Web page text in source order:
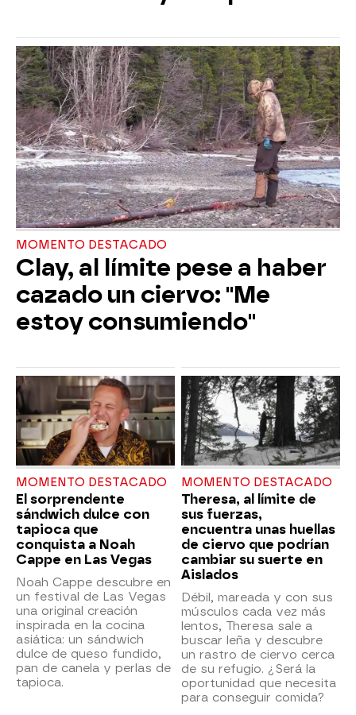
MOMENTO DESTACADO
Clay, al límite pese a haber
cazado un ciervo: "Me
estoy consumiendo"
MOMENTO DESTACADO
El sorprendente
sándwich dulce con
tapioca que
conquista a Noah
Cappe en Las Vegas
Noah Cappe descubre en
un festival de Las Vegas
una original creación
inspirada en la cocina
asiática: un sándwich
dulce de queso fundido,
pan de canela y perlas de
tapioca.
MOMENTO DESTACADO
Theresa, al límite de
sus fuerzas,
encuentra unas huellas
de ciervo que podrían
cambiar su suerte en
Aislados
Débil, mareada y con sus
músculos cada vez más
lentos, Theresa sale a
buscar leña y descubre
un rastro de ciervo cerca
de su refugio. ¿Será la
oportunidad que necesita
para conseguir comida?